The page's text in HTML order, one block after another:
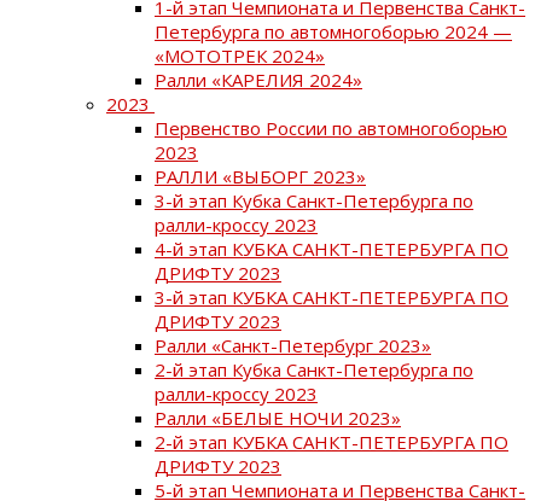
1-й этап Чемпионата и Первенства Санкт-
Петербурга по автомногоборью 2024 —
«МОТОТРЕК 2024»
Ралли «КАРЕЛИЯ 2024»
2023
Первенство России по автомногоборью
2023
РАЛЛИ «ВЫБОРГ 2023»
3-й этап Кубка Санкт-Петербурга по
ралли-кроссу 2023
4-й этап КУБКА САНКТ-ПЕТЕРБУРГА ПО
ДРИФТУ 2023
3-й этап КУБКА САНКТ-ПЕТЕРБУРГА ПО
ДРИФТУ 2023
Ралли «Санкт-Петербург 2023»
2-й этап Кубка Санкт-Петербурга по
ралли-кроссу 2023
Ралли «БЕЛЫЕ НОЧИ 2023»
2-й этап КУБКА САНКТ-ПЕТЕРБУРГА ПО
ДРИФТУ 2023
5-й этап Чемпионата и Первенства Санкт-